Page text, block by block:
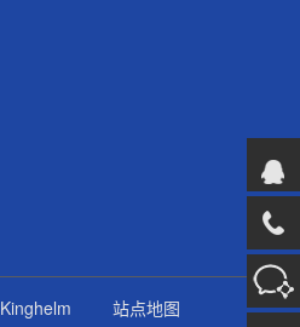
Kinghelm 站点地图